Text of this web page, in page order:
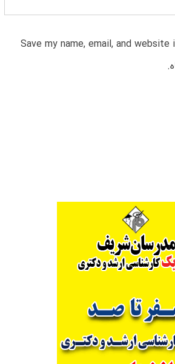
Save my name, email, and